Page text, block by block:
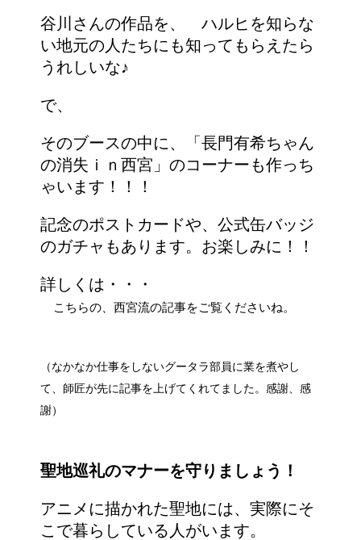
谷川さんの作品を、 ハルヒを知らな
い地元の人たちにも知ってもらえたら
うれしいな♪
で、
そのブースの中に、「長門有希ちゃん
の消失ｉｎ西宮」のコーナーも作っち
ゃいます！！！
記念のポストカードや、公式缶バッジ
のガチャもあります。お楽しみに！！
詳しくは・・・
こちらの、西宮流の記事をご覧くださいね。
（なかなか仕事をしないグータラ部員に業を煮やし
て、師匠が先に記事を上げてくれてました。感謝、感
謝）
聖地巡礼のマナーを守りましょう！
アニメに描かれた聖地には、実際にそ
こで暮らしている人がいます。